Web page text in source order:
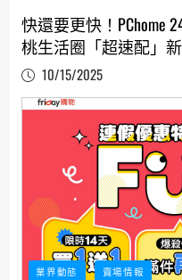
快還要更快！PChome
桃生活圈「超速配」
10/15/2025
業界動態 賣場情報